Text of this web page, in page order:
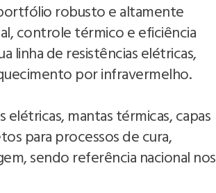
robusto e altamente
controle térmico e eficiência
linha de resistências elétricas,
por infravermelho.
mantas térmicas, capas
para processos de cura,
sendo referência nacional nos